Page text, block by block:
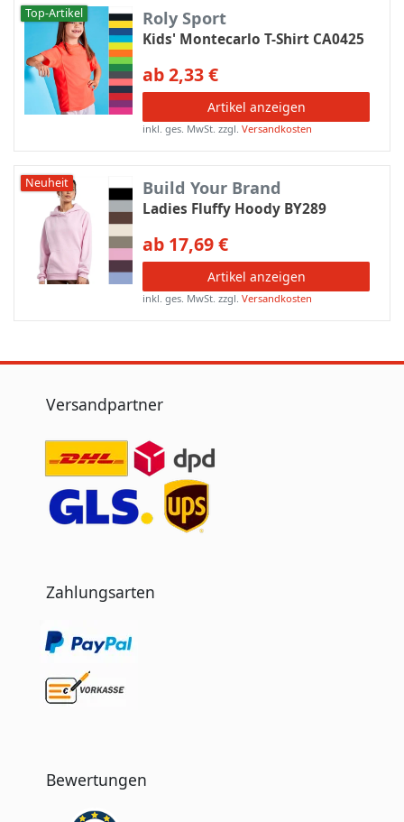
Top-Artikel Roly Sport
Kids' Montecarlo T-Shirt CA0425
ab 2,33 €
Artikel anzeigen
inkl. ges. MwSt. zzgl.Versandkosten
Neuheit Build Your Brand
Ladies Fluffy Hoody BY289
ab 17,69 €
Artikel anzeigen
inkl. ges. MwSt. zzgl.Versandkosten
Versandpartner
Zahlungsarten
Bewertungen